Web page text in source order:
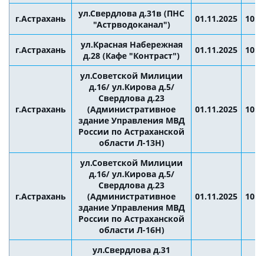
г.Астрахань
ул.Свердлова д.31в (ПНС
"Астрводоканал")
01.11.2025
г.Астрахань
ул.Красная Набережная
д.28 (Кафе "Контраст")
01.11.2025
г.Астрахань
ул.Советской Милиции
д.16/ ул.Кирова д.5/
Свердлова д.23
(Административное
здание Управления МВД
России по Астраханской
области Л-13Н)
01.11.2025
г.Астрахань
ул.Советской Милиции
д.16/ ул.Кирова д.5/
Свердлова д.23
(Административное
здание Управления МВД
России по Астраханской
области Л-16Н)
01.11.2025
ул.Свердлова д.31